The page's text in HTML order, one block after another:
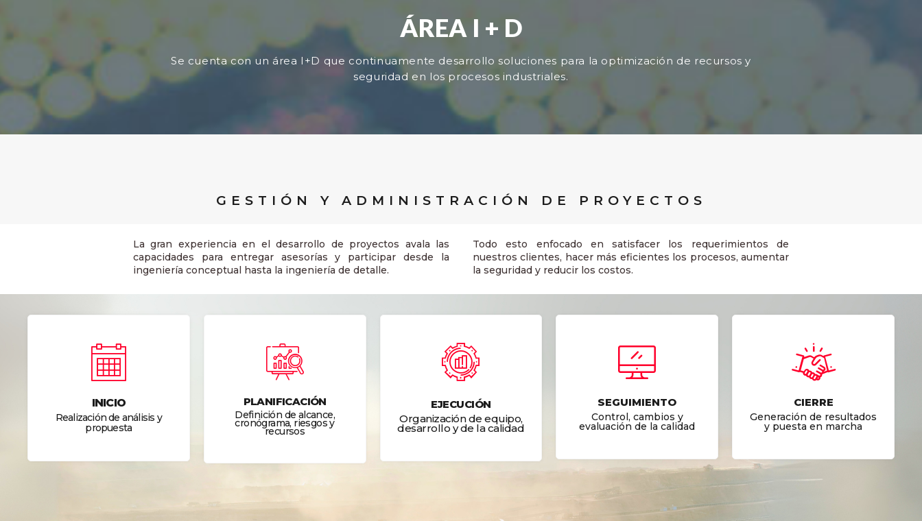
ÁREA I + D
Se cuenta con un área I+D que continuamente desarrollo soluciones para la optimización de recursos y
seguridad en los procesos industriales.
GESTIÓN Y ADMINISTRACIÓN DE PROYECTOS
La gran experiencia en el desarrollo de proyectos avala las
capacidades para entregar asesorías y participar desde la
ingeniería conceptual hasta la ingeniería de detalle.
Todo esto enfocado en satisfacer los requerimientos de
nuestros clientes, hacer más eficientes los procesos, aumentar
la seguridad y reducir los costos.
INICIO
Realización de análisis y
propuesta
PLANIFICACIÓN
Definición de alcance,
cronógrama, riesgos y
recursos
EJECUCIÓN
Organización de equipo,
desarrollo y de la calidad
SEGUIMIENTO
Control, cambios y
evaluación de la calidad
CIERRE
Generación de resultados
y puesta en marcha